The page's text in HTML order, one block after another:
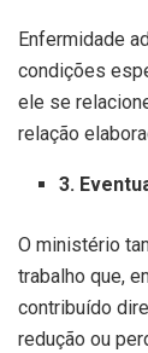
Enfermidade
condições
ele se
relação
3.
O ministério
trabalho que,
contribuído
redução ou